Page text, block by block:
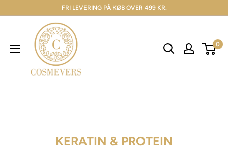
FRI LEVERING PÅ KØB OVER 499 KR.
0
KERATIN & PROTEIN